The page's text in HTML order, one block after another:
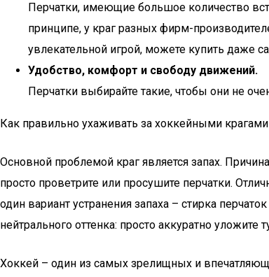
Перчатки, имеющие большое количество
принципе, у краг разных фирм-
увлекательной игрой, можете купить даже
Удобство, комфорт и свободу движений.
Перчатки выбирайте такие, чтобы они не
Как правильно ухаживать за хоккейными
Основной проблемой краг является запах.
просто проветрите или просушите перчатки.
один вариант устранения запаха – стирка
нейтрального оттенка: просто аккуратно
Хоккей – один из самых зрелищных и